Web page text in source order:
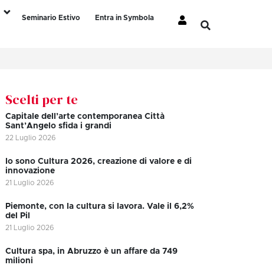
Seminario Estivo
Entra in Symbola
Scelti per te
Capitale dell’arte contemporanea Città
Sant’Angelo sfida i grandi
22 Luglio 2026
Io sono Cultura 2026, creazione di valore e di
innovazione
21 Luglio 2026
Piemonte, con la cultura si lavora. Vale il 6,2%
del Pil
21 Luglio 2026
Cultura spa, in Abruzzo è un affare da 749
milioni